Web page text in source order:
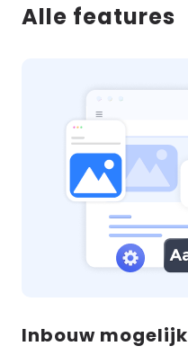
Alle features
Inbouw mogelijk